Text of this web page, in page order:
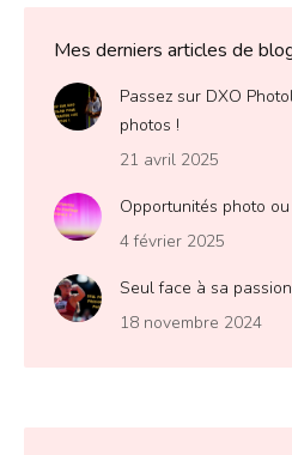
Mes derniers articles de
Passez sur DXO
photos !
21 avril 2025
Opportunités photo
4 février 2025
Seul face à sa
18 novembre 2024